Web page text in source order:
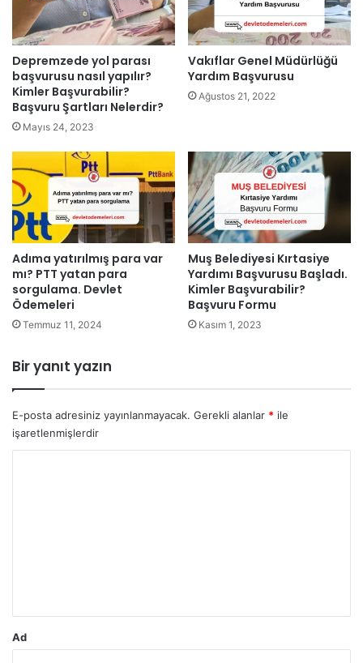
Depremzede yol parası
başvurusu nasıl yapılır?
Kimler Başvurabilir?
Başvuru Şartları Nelerdir?
Mayıs 24, 2023
Vakıflar Genel Müdürlüğü
Yardım Başvurusu
Ağustos 21, 2022
Adıma yatırılmış para var
mı? PTT yatan para
sorgulama. Devlet
Ödemeleri
Temmuz 11, 2024
Muş Belediyesi Kırtasiye
Yardımı Başvurusu Başladı.
Kimler Başvurabilir?
Başvuru Formu
Kasım 1, 2023
Bir yanıt yazın
E-posta adresiniz yayınlanmayacak. Gerekli alanlar * ile
işaretlenmişlerdir
Ad